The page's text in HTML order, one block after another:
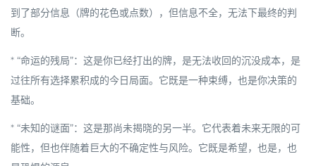
到了部分信息（牌的花色或点数），但信息不全，无法下最终的判
断。
* “命运的残局”：这是你已经打出的牌，是无法收回的沉没成本，是
过往所有选择累积成的今日局面。它既是一种束缚，也是你决策的
基础。
* “未知的谜面”：这是那尚未揭晓的另一半。它代表着未来无限的可
能性，但也伴随着巨大的不确定性与风险。它既是希望，也是，也